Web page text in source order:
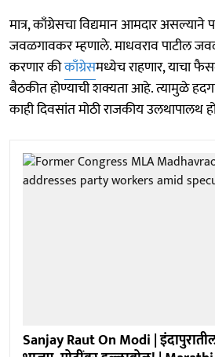
मात्र, काँग्रेसचा विद्यमान आमदार असल्याने
जवळगावकर म्हणाले. माधवराव पाटील
करणार कीकाँग्रेसमध्येच राहणार, याचा
बैठकीत होण्याची शक्यता आहे. त्यामुळे
काही दिवसांत मोठी राजकीय उलथापालथ
Sanjay Raut On Modi |